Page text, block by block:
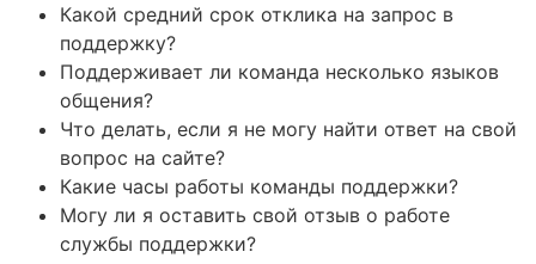
Какой средний срок отклика на запрос в
поддержку?
Поддерживает ли команда несколько языков
общения?
Что делать, если я не могу найти ответ на свой
вопрос на сайте?
Какие часы работы команды поддержки?
Могу ли я оставить свой отзыв о работе
службы поддержки?